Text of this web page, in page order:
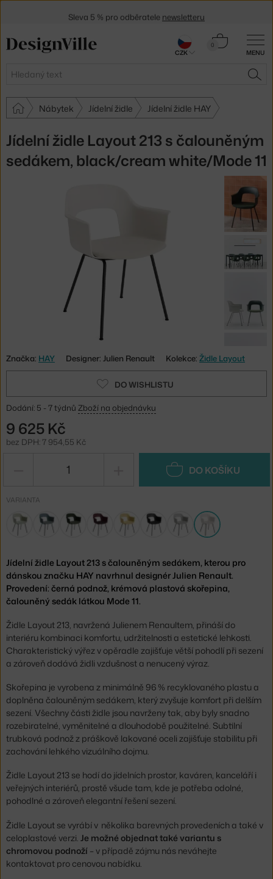
MENU
Hledat
0
Košík
Nábytek Jídelní židle Jídelní židle HAY
Jídelní židle Layout 213 s čalouněným
sedákem, black/cream white/Mode 11
Značka: HAY Designer: Julien Renault Kolekce: Židle Layout
DO WISHLISTU
Dodání: 5 - 7 týdnů Zboží na objednávku
9 625 Kč
bez DPH: 7 954,55 Kč
DO KOŠÍKU
VARIANTA
Jídelní židle Layout 213 s čalouněným sedákem, kterou pro
dánskou značku HAY navrhnul designér Julien Renault.
Provedení: černá podnož, krémová plastová skořepina,
čalouněný sedák látkou Mode 11.
Židle Layout 213, navržená Julienem Renaultem, přináší do
interiéru kombinaci komfortu, udržitelnosti a estetické lehkosti.
Charakteristický výřez v opěradle zajišťuje větší pohodlí při sezení
a zároveň dodává židli vzdušnost a nenucený výraz.
Skořepina je vyrobena z minimálně 96 % recyklovaného plastu a
doplněna čalouněným sedákem, který zvyšuje komfort při delším
sezení. Všechny části židle jsou navrženy tak, aby byly snadno
rozebiratelné, vyměnitelné a dlouhodobě použitelné. Subtilní
trubková podnož z práškově lakované oceli zajišťuje stabilitu při
zachování lehkého vizuálního dojmu.
Židle Layout 213 se hodí do jídelních prostor, kaváren, kanceláří i
veřejných interiérů, prostě všude tam, kde je potřeba odolné,
pohodlné a zároveň elegantní řešení sezení.
Židle Layout se vyrábí v několika barevných provedeních a také v
celoplastové verzi. Je možné objednat také variantu s
chromovou podnoží – v případě zájmu nás neváhejte
kontaktovat pro cenovou nabídku.
Sleva 5 % pro odběratele newsletteru
30 dní na vrácení zboží
CZK